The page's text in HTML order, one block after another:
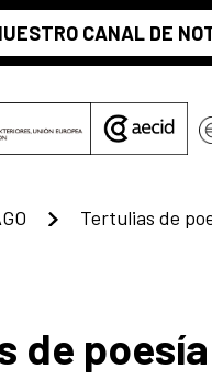
CANAL DE
Tertulias de
de